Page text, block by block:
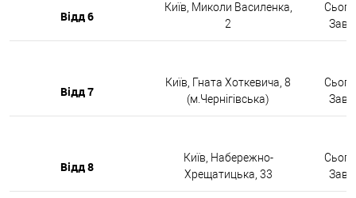
Відд 6
Київ, Миколи Василенка,
2
Відд 7
Київ, Гната Хоткевича, 8
(м.Чернігівська)
Відд 8
Київ, Набережно-
Хрещатицька, 33